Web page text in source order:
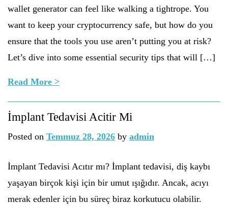
wallet generator can feel like walking a tightrope. You
want to keep your cryptocurrency safe, but how do you
ensure that the tools you use aren’t putting you at risk?
Let’s dive into some essential security tips that will […]
Read More >
İmplant Tedavisi Acitir Mi
Posted on Temmuz 28, 2026 by admin
İmplant Tedavisi Acıtır mı? İmplant tedavisi, diş kaybı
yaşayan birçok kişi için bir umut ışığıdır. Ancak, acıyı
merak edenler için bu süreç biraz korkutucu olabilir.